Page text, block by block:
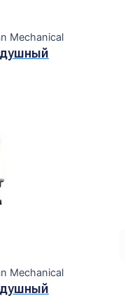
Mechanical
Mechanical